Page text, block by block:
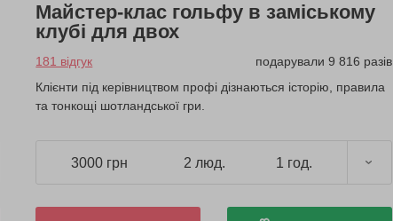
Майстер-клас гольфу в заміському
клубі для двох
181 відгук
подарували 9 816 разів
Клієнти під керівництвом профі дізнаються історію, правила
та тонкощі шотландської гри.
3000 грн 2 люд. 1 год.